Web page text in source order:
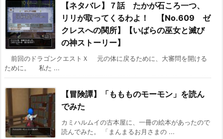
【ネタバレ】７話 たかが石ころ一つ、
リリが取ってくるわよ！ 【No.609 ゼ
クレスへの関所】【いばらの巫女と滅び
の神ストーリー】
前回のドラゴンクエストＸ 元の体に戻るために、大審問を開ける
ために。 私た ...
【冒険譚】「ももものモーモン」を読ん
でみた
カミハルムイの古本屋に、一冊の絵本があったので
読んでみた。 「まんまるお月さまの ...